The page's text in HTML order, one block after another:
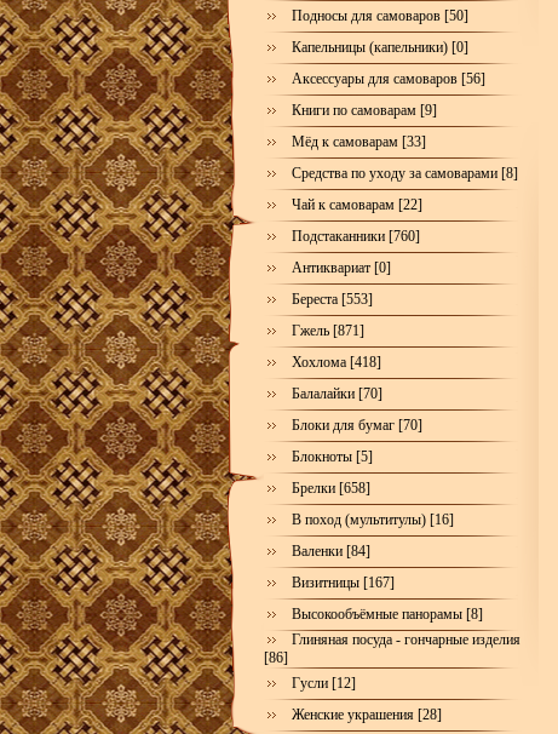
Подносы для самоваров [50]
Капельницы (капельники) [0]
Аксессуары для самоваров [56]
Книги по самоварам [9]
Мёд к самоварам [33]
Средства по уходу за самоварами [8]
Чай к самоварам [22]
Подстаканники [760]
Антиквариат [0]
Береста [553]
Гжель [871]
Хохлома [418]
Балалайки [70]
Блоки для бумаг [70]
Блокноты [5]
Брелки [658]
В поход (мультитулы) [16]
Валенки [84]
Визитницы [167]
Высокообъёмные панорамы [8]
Глиняная посуда - гончарные изделия
[86]
Гусли [12]
Женские украшения [28]